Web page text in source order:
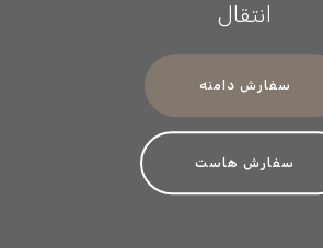
انتقال
سفارش دامنه
سفارش هاست